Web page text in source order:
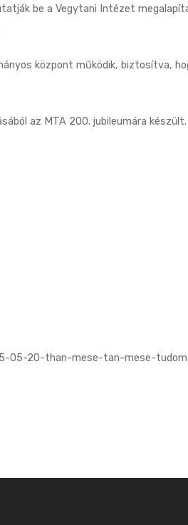
be a Vegytani Intézet
központ működik, biztosítva,
az MTA 200. jubileumára készült.
05-20-than-mese-tan-mese-